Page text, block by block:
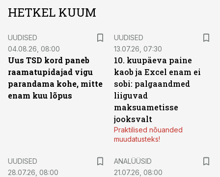
HETKEL KUUM
UUDISED
04.08.26, 08:00
Uus TSD kord paneb
raamatupidajad vigu
parandama kohe, mitte
enam kuu lõpus
UUDISED
13.07.26, 07:30
10. kuupäeva paine
kaob ja Excel enam ei
sobi: palgaandmed
liiguvad
maksuametisse
jooksvalt
Praktilised nõuanded
muudatusteks!
UUDISED
28.07.26, 08:00
ANALÜÜSID
21.07.26, 08:00